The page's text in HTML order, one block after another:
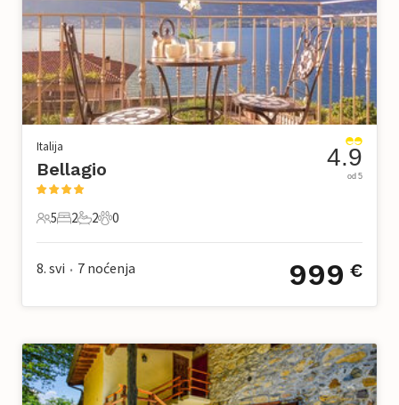
Italija
Bellagio
5 Gosti
5
2 Spavaće sobe
2
2 Kupaonice
2
0 Kućni ljubimac
0
4.9
od 5
8. svi • 7 noćenja 999 €